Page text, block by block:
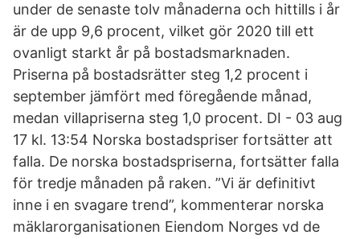
under de senaste tolv månaderna och hittills i år
är de upp 9,6 procent, vilket gör 2020 till ett
ovanligt starkt år på bostadsmarknaden.
Priserna på bostadsrätter steg 1,2 procent i
september jämfört med föregående månad,
medan villapriserna steg 1,0 procent. DI - 03 aug
17 kl. 13:54 Norska bostadspriser fortsätter att
falla. De norska bostadspriserna, fortsätter falla
för tredje månaden på raken. ”Vi är definitivt
inne i en svagare trend”, kommenterar norska
mäklarorganisationen Eiendom Norges vd de